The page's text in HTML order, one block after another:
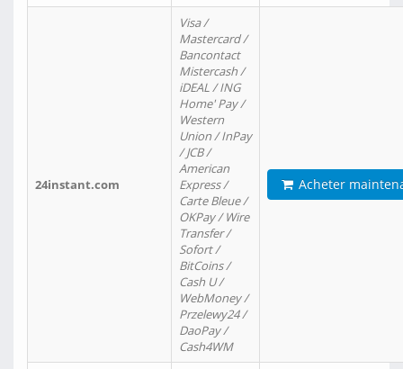
24instant.com
Visa /
Mastercard /
Bancontact
Mistercash /
iDEAL / ING
Home' Pay /
Western
Union / InPay
/ JCB /
American
Express /
Carte Bleue /
OKPay / Wire
Transfer /
Sofort /
BitCoins /
Cash U /
WebMoney /
Przelewy24 /
DaoPay /
Cash4WM
Acheter